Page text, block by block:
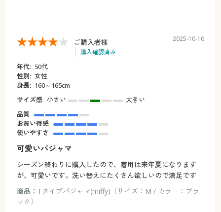
ご購入者様
購入確認済み
2025-10-10
年代: 50代
性別: 女性
身長: 160～165cm
サイズ感 小さい
大きい
品質
お買い得感
使いやすさ
可愛いパジャマ
シーズン終わりに購入したので、着用は来年夏になります
が、可愛いです。洗い替えにたくさん欲しいので満足です
商品： Tタイプパジャマ(miffy)（サイズ：M / カラー：ブラ
ック）